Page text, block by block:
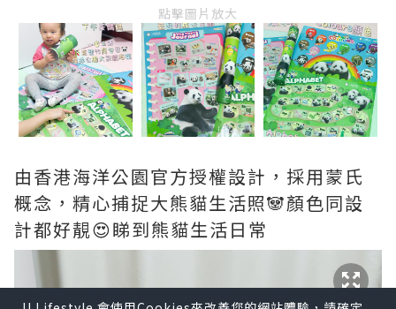
點擊圖片放大
由香港海洋公園官方授權設計，採用蒙氏
概念，精心捕捉大熊貓生活照🐼顏色同設
計都好靚😍睇到熊貓生活日常